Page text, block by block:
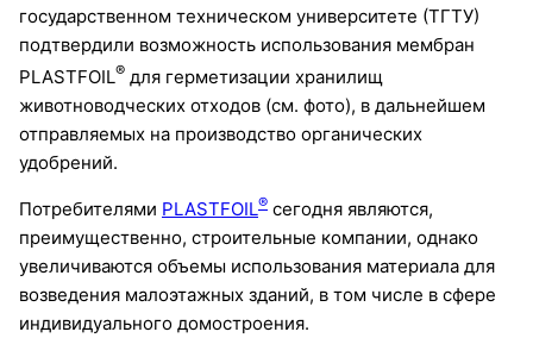
государственном техническом университете (ТГТУ)
подтвердили возможность использования мембран
PLASTFOIL® для герметизации хранилищ
животноводческих отходов (см. фото), в дальнейшем
отправляемых на производство органических
удобрений.
Потребителями PLASTFOIL® сегодня являются,
преимущественно, строительные компании, однако
увеличиваются объемы использования материала для
возведения малоэтажных зданий, в том числе в сфере
индивидуального домостроения.